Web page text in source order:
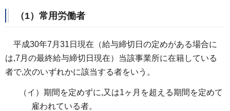
（1）常用労働者
平成30年7月31日現在（給与締切日の定めがある場合に
は,7月の最終給与締切日現在）当該事業所に在籍している
者で,次のいずれかに該当する者をいう。
（イ）期間を定めずに,又は1ヶ月を超える期間を定めて
雇われている者。